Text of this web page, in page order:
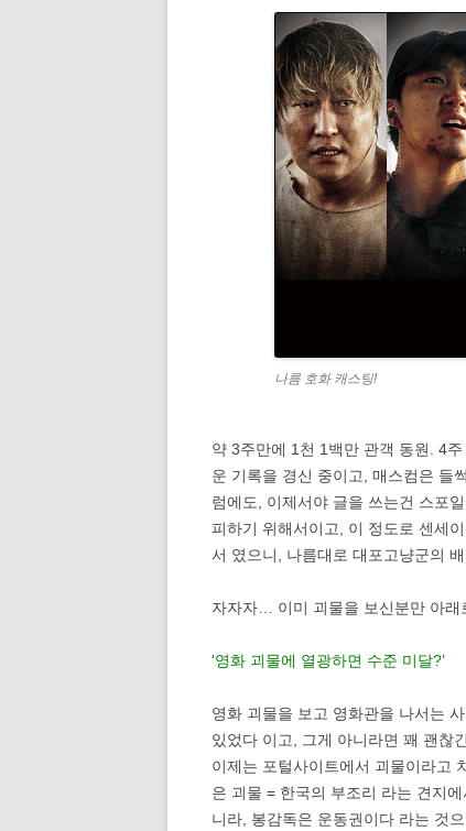
나름 호화 캐스팅!
약 3주만에 1천 1백만 관객 동원. 4
운 기록을 경신 중이고, 매스컴은 들
럼에도, 이제서야 글을 쓰는건 스포
피하기 위해서이고, 이 정도로 센세
서 였으니, 나름대로 대포고냥군의
자자자… 이미 괴물을 보신분만 아래
‘영화 괴물에 열광하면 수준 미달?’
영화 괴물을 보고 영화관을 나서는
있었다 이고, 그게 아니라면 꽤 괜찮
이제는 포털사이트에서 괴물이라고
은 괴물 = 한국의 부조리 라는 견지
니라, 봉감독은 운동권이다 라는 것